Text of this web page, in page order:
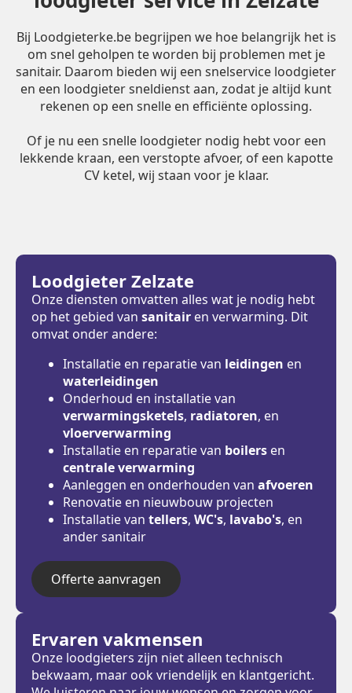
Bij Loodgieterke.be begrijpen we hoe belangrijk het is
om snel geholpen te worden bij problemen met je
sanitair. Daarom bieden wij een snelservice loodgieter
en een loodgieter sneldienst aan, zodat je altijd kunt
rekenen op een snelle en efficiënte oplossing.
Of je nu een snelle loodgieter nodig hebt voor een
lekkende kraan, een verstopte afvoer, of een kapotte
CV ketel, wij staan voor je klaar.
Loodgieter Zelzate
Onze diensten omvatten alles wat je nodig hebt
op het gebied van sanitair en verwarming. Dit
omvat onder andere:
Installatie en reparatie van leidingen en
waterleidingen
Onderhoud en installatie van
verwarmingsketels, radiatoren, en
vloerverwarming
Installatie en reparatie van boilers en
centrale verwarming
Aanleggen en onderhouden van afvoeren
Renovatie en nieuwbouw projecten
Installatie van tellers, WC's, lavabo's, en
ander sanitair
Offerte aanvragen
Ervaren vakmensen
Onze loodgieters zijn niet alleen technisch
bekwaam, maar ook vriendelijk en klantgericht.